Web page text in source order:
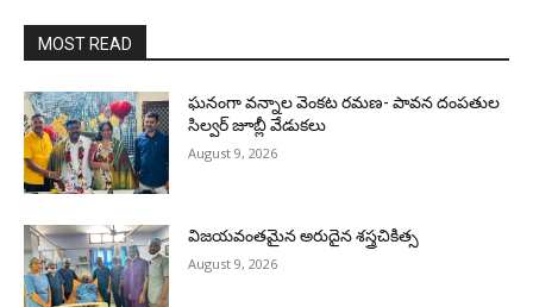
MOST READ
ఘనంగా వన్నాల వెంకట రమణ- పావన దంపతుల
సిల్వర్ జూబ్లీ వేడుకలు
August 9, 2026
విజయవంతమైన అరుదైన శస్త్రచికిత్స
August 9, 2026